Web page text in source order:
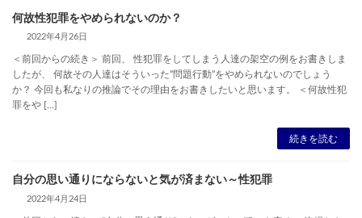
何故性犯罪をやめられないのか？
2022年4月26日
＜前回からの続き＞ 前回、 性犯罪をしてしまう人達の架空の例をお書きしま
したが、 何故その人達はそういった”問題行動”をやめられないのでしょう
か？ 今回も私なりの推論でその理由をお書きしたいと思います。 ＜何故性犯
罪をや […]
続きを読む
自分の思い通りにならないと気が済まない～性犯罪
2022年4月24日